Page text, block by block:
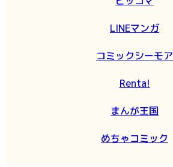
LINEマンガ
コミックシーモア
Renta!
まんが王国
めちゃコミック